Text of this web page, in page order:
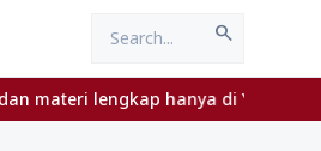
search
lengkap hanya di